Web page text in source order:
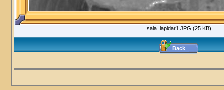
sala_lapidar1.JPG (25 KB)